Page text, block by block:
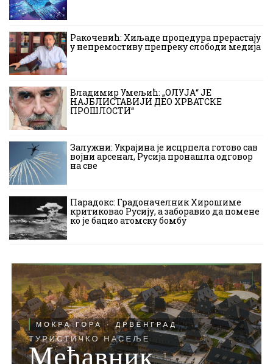
Ракочевић: Хиљаде процедура прерастају
у непремостиву препреку слободи медија
Владимир Умељић: „ОЛУЈА“ ЈЕ
НАЈБЛИСТАВИЈИ ДЕО ХРВАТСКЕ
ПРОШЛОСТИ“
Залужни: Украјина је исцрпела готово сав
војни арсенал, Русија пронашла одговор
на све
Парадокс: Градоначелник Хирошиме
критиковао Русију, а заборавио да помене
ко је бацио атомску бомбу